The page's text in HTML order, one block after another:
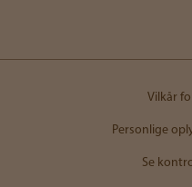
Vilkår
Personlige
Se